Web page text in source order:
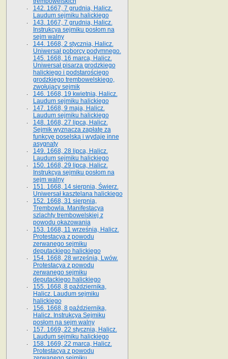
142. 1667, 7 grudnia, Halicz.
Laudum sejmiku halickiego
143. 1667, 7 grudnia, Halicz.
Instrukcya sejmiku posłom na
sejm walny
144. 1668, 2 stycznia, Halicz.
Uniwersał poborcy podymnego.
145. 1668, 16 marca, Halicz.
Uniwersał pisarza grodzkiego
halickiego i podstarościego
grodzkiego trembowelskiego,
zwołujący sejmik
146. 1668, 19 kwietnia, Halicz.
Laudum sejmiku halickiego
147. 1668, 9 maja, Halicz.
Laudum sejmiku halickiego
148. 1668, 27 lipca, Halicz.
Sejmik wyznacza zapłatę za
funkcyę poselską i wydaje inne
asygnaty
149. 1668, 28 lipca, Halicz.
Laudum sejmiku halickiego
150. 1668, 29 lipca, Halicz.
Instrukcya sejmiku posłom na
sejm walny
151. 1668, 14 sierpnia, Świerz.
Uniwersał kasztelana halickiego
152. 1668, 31 sierpnia,
Trembowla. Manifestacya
szlachty trembowelskiej z
powodu okazowania
153. 1668, 11 września, Halicz.
Protestacya z powodu
zerwanego sejmiku
deputackiego halickiego
154. 1668, 28 września, Lwów.
Protestacya z powodu
zerwanego sejmiku
deputackiego halickiego
155. 1668, 8 października,
Halicz. Laudum sejmiku
halickiego
156. 1668, 8 października,
Halicz. Instrukcya Sejmiku
posłom na sejm walny
157. 1669, 22 stycznia, Halicz.
Laudum sejmiku halickiego
158. 1669, 22 marca, Halicz.
Protestacya z powodu